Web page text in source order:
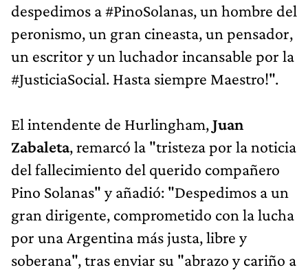
despedimos a #PinoSolanas, un hombre del
peronismo, un gran cineasta, un pensador,
un escritor y un luchador incansable por la
#JusticiaSocial. Hasta siempre Maestro!".
El intendente de Hurlingham,Juan
Zabaleta, remarcó la "tristeza por la noticia
del fallecimiento del querido compañero
Pino Solanas" y añadió: "Despedimos a un
gran dirigente, comprometido con la lucha
por una Argentina más justa, libre y
soberana", tras enviar su "abrazo y cariño a